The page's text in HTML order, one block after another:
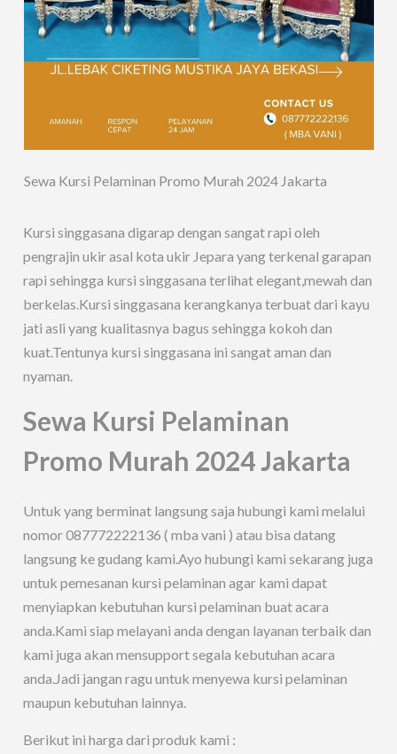
Sewa Kursi Pelaminan Promo Murah 2024 Jakarta
Kursi singgasana digarap dengan sangat rapi oleh
pengrajin ukir asal kota ukir Jepara yang terkenal garapan
rapi sehingga kursi singgasana terlihat elegant,mewah dan
berkelas.Kursi singgasana kerangkanya terbuat dari kayu
jati asli yang kualitasnya bagus sehingga kokoh dan
kuat.Tentunya kursi singgasana ini sangat aman dan
nyaman.
Sewa Kursi Pelaminan
Promo Murah 2024 Jakarta
Untuk yang berminat langsung saja hubungi kami melalui
nomor 087772222136 ( mba vani ) atau bisa datang
langsung ke gudang kami.Ayo hubungi kami sekarang juga
untuk pemesanan kursi pelaminan agar kami dapat
menyiapkan kebutuhan kursi pelaminan buat acara
anda.Kami siap melayani anda dengan layanan terbaik dan
kami juga akan mensupport segala kebutuhan acara
anda.Jadi jangan ragu untuk menyewa kursi pelaminan
maupun kebutuhan lainnya.
Berikut ini harga dari produk kami :